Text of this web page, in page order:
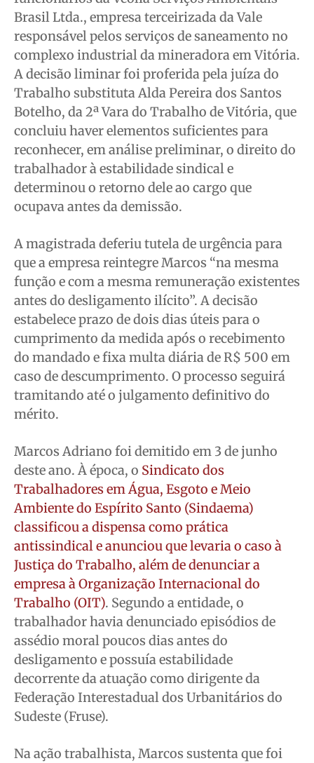
Quem Somos
Expediente
Contato
Anuncie
Termos de Uso
Privacidade
Quem Somos
Expediente
Contato
Anuncie
Termos de Uso
Privacidade
Quem Somos
Expediente
Contato
Anuncie
Termos de Uso
Privacidade
Quem Somos
Expediente
Contato
Anuncie
Termos de Uso
Privacidade
Brasil Ltda., empresa terceirizada da Vale
responsável pelos serviços de saneamento no
complexo industrial da mineradora em Vitória.
A decisão liminar foi proferida pela juíza do
Trabalho substituta Alda Pereira dos Santos
Botelho, da 2ª Vara do Trabalho de Vitória, que
concluiu haver elementos suficientes para
reconhecer, em análise preliminar, o direito do
trabalhador à estabilidade sindical e
determinou o retorno dele ao cargo que
ocupava antes da demissão.
A magistrada deferiu tutela de urgência para
que a empresa reintegre Marcos “na mesma
função e com a mesma remuneração existentes
antes do desligamento ilícito”. A decisão
estabelece prazo de dois dias úteis para o
cumprimento da medida após o recebimento
do mandado e fixa multa diária de R$ 500 em
caso de descumprimento. O processo seguirá
tramitando até o julgamento definitivo do
mérito.
Marcos Adriano foi demitido em 3 de junho
deste ano. À época, o Sindicato dos
Trabalhadores em Água, Esgoto e Meio
Ambiente do Espírito Santo (Sindaema)
classificou a dispensa como prática
antissindical e anunciou que levaria o caso à
Justiça do Trabalho, além de denunciar a
empresa à Organização Internacional do
Trabalho (OIT). Segundo a entidade, o
trabalhador havia denunciado episódios de
assédio moral poucos dias antes do
desligamento e possuía estabilidade
decorrente da atuação como dirigente da
Federação Interestadual dos Urbanitários do
Sudeste (Fruse).
Na ação trabalhista, Marcos sustenta que foi